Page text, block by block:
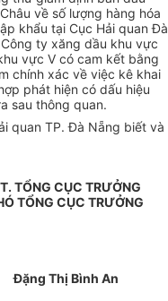
về số lượng hàng hóa
khẩu tại Cục Hải quan Đà
ty xăng dầu khu vực
vực V có cam kết bằng
chính xác về việc kê khai
phát hiện có dấu hiệu
sau thông quan.
quan TP. Đà Nẵng biết và
TỔNG CỤC TRƯỞNG
TỔNG CỤC TRƯỞNG
Đặng Thị Bình An